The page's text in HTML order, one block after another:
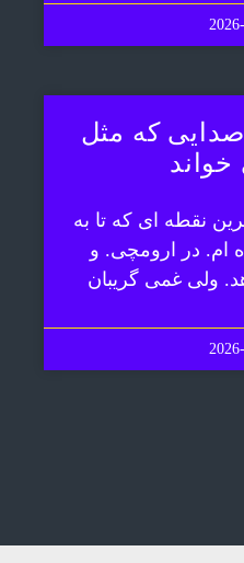
که مثل
نقطه ای که تا به
ام. در ارومچی. و
ولی غمی گریبان